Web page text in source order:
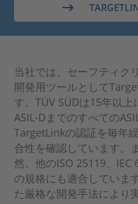
当社では、セーフティク
開発用ツールとして
す。TÜV SÜDは15年以
ASIL-Dまでのすべての
TargetLinkの認証を毎年
合性を確認しています。
然、他のISO 25119、IEC
の規格にも適合していま
た厳格な開発手法により